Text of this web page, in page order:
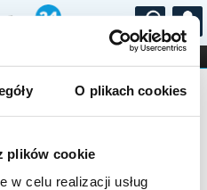
O plikach cookies
plików cookie
w celu realizacji usług
...
STAND-UP
na wydarzenie